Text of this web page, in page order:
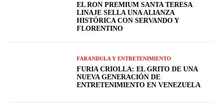
EL RON PREMIUM SANTA TERESA
LINAJE SELLA UNA ALIANZA
HISTÓRICA CON SERVANDO Y
FLORENTINO
FARANDULA Y ENTRETENIMIENTO
FURIA CRIOLLA: EL GRITO DE UNA
NUEVA GENERACIÓN DE
ENTRETENIMIENTO EN VENEZUELA